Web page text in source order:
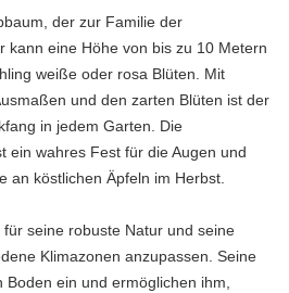
der zur Familie der
kann eine Höhe von bis zu 10 Metern
weiße oder rosa Blüten. Mit
und den zarten Blüten ist der
in jedem Garten. Die
ein wahres Fest für die Augen und
an köstlichen Äpfeln im Herbst.
seine robuste Natur und seine
Klimazonen anzupassen. Seine
Boden ein und ermöglichen ihm,